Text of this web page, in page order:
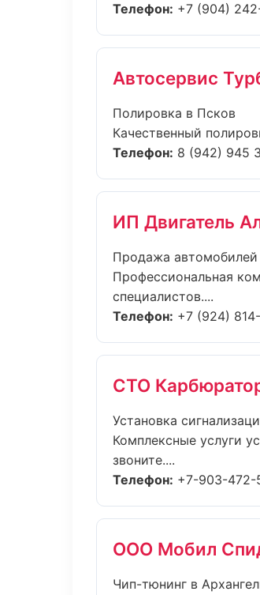
Телефон: +7 (904)
Автосервис
Полировка в Псков
Качественный
Телефон: 8 (942) 945
ИП Двигатель
Продажа автомобилей
Профессиональная
специалистов....
Телефон: +7 (924)
СТО
Установка
Комплексные услуги
звоните....
Телефон: +7-903-472-
ООО Мобил
Чип-тюнинг в